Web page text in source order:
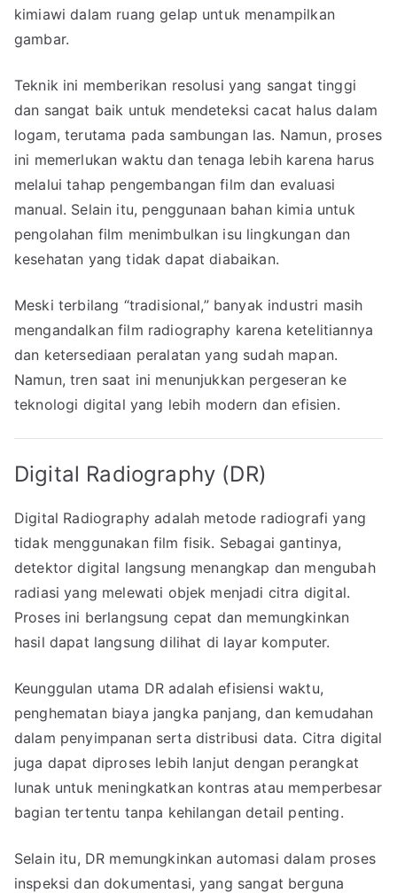
kimiawi dalam ruang gelap untuk menampilkan
gambar.
Teknik ini memberikan resolusi yang sangat tinggi
dan sangat baik untuk mendeteksi cacat halus dalam
logam, terutama pada sambungan las. Namun, proses
ini memerlukan waktu dan tenaga lebih karena harus
melalui tahap pengembangan film dan evaluasi
manual. Selain itu, penggunaan bahan kimia untuk
pengolahan film menimbulkan isu lingkungan dan
kesehatan yang tidak dapat diabaikan.
Meski terbilang “tradisional,” banyak industri masih
mengandalkan film radiography karena ketelitiannya
dan ketersediaan peralatan yang sudah mapan.
Namun, tren saat ini menunjukkan pergeseran ke
teknologi digital yang lebih modern dan efisien.
Digital Radiography (DR)
Digital Radiography adalah metode radiografi yang
tidak menggunakan film fisik. Sebagai gantinya,
detektor digital langsung menangkap dan mengubah
radiasi yang melewati objek menjadi citra digital.
Proses ini berlangsung cepat dan memungkinkan
hasil dapat langsung dilihat di layar komputer.
Keunggulan utama DR adalah efisiensi waktu,
penghematan biaya jangka panjang, dan kemudahan
dalam penyimpanan serta distribusi data. Citra digital
juga dapat diproses lebih lanjut dengan perangkat
lunak untuk meningkatkan kontras atau memperbesar
bagian tertentu tanpa kehilangan detail penting.
Selain itu, DR memungkinkan automasi dalam proses
inspeksi dan dokumentasi, yang sangat berguna